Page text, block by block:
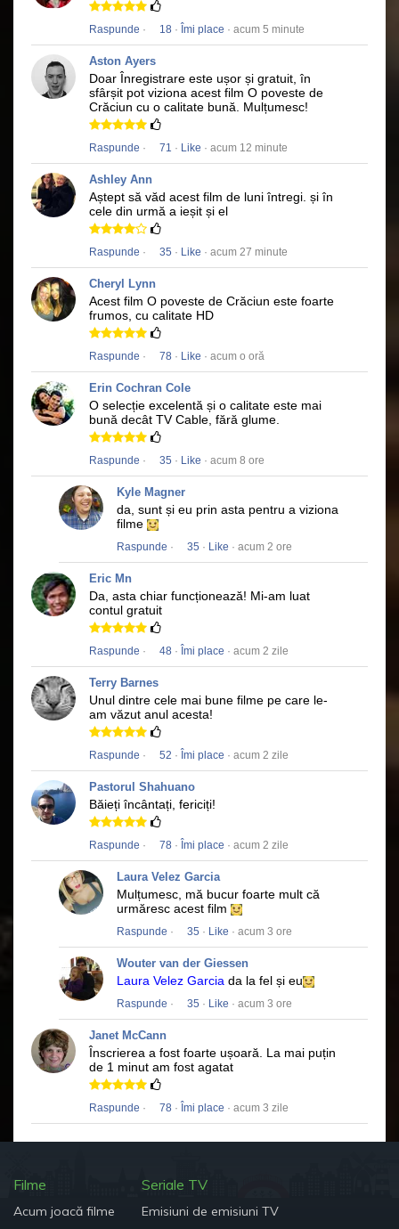
Raspunde · 18 · Îmi place · acum 5 minute
Aston Ayers
Doar Înregistrare este ușor și gratuit, în
sfârșit pot viziona acest film O poveste de
Crăciun cu o calitate bună. Mulțumesc!
Raspunde · 71 · Like · acum 12 minute
Ashley Ann
Aștept să văd acest film de luni întregi. și în
cele din urmă a ieșit și el
Raspunde · 35 · Like · acum 27 minute
Cheryl Lynn
Acest film O poveste de Crăciun este foarte
frumos, cu calitate HD
Raspunde · 78 · Like · acum o oră
Erin Cochran Cole
O selecție excelentă și o calitate este mai
bună decât TV Cable, fără glume.
Raspunde · 35 · Like · acum 8 ore
Kyle Magner
da, sunt și eu prin asta pentru a viziona
filme
Raspunde · 35 · Like · acum 2 ore
Eric Mn
Da, asta chiar funcționează! Mi-am luat
contul gratuit
Raspunde · 48 · Îmi place · acum 2 zile
Terry Barnes
Unul dintre cele mai bune filme pe care le-
am văzut anul acesta!
Raspunde · 52 · Îmi place · acum 2 zile
Pastorul Shahuano
Băieți încântați, fericiți!
Raspunde · 78 · Îmi place · acum 2 zile
Laura Velez Garcia
Mulțumesc, mă bucur foarte mult că
urmăresc acest film
Raspunde · 35 · Like · acum 3 ore
Wouter van der Giessen
Laura Velez Garcia da la fel și eu
Raspunde · 35 · Like · acum 3 ore
Janet McCann
Înscrierea a fost foarte ușoară. La mai puțin
de 1 minut am fost agatat
Raspunde · 78 · Îmi place · acum 3 zile
Filme
Acum joacă filme
Seriale TV
Emisiuni de emisiuni TV